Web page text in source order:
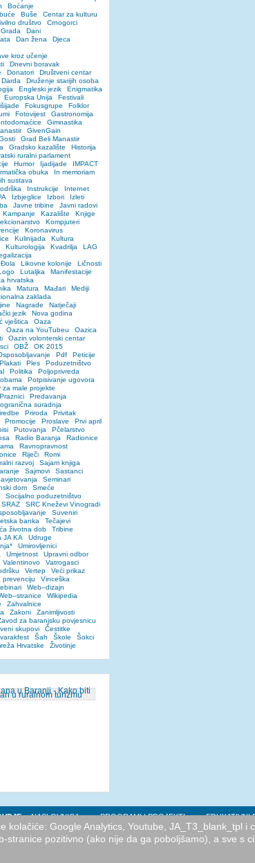
Boćanje
Buše
Centar za kulturu
društvo
Crnogorci
Dani
Dan žena
Djeca
kroz učenje
Dnevni boravak
Donatori
Društveni centar
Druženje starijih osoba
Engleski jezik
Enigmatika
Europska Unija
Festivali
Fokusgrupe
Folklor
Fotovijest
Gastronomija
Gimnastika
GivenGain
Grad Beli Manastir
Gradsko kazalište
Historija
ruralni parlament
Humor Ijadijade
IMPACT
obuka
In memoriam
sustava
Instrukcije
Internet
Izbjeglice Izbori
Izleti
Javne tribine
Javni radovi
Kampanje Kazalište
Knjige
Kompjuteri
Koronavirus
Kulinijada
Kultura
Kulturologija Kvadrilja
LAG
Likovne kolonije
Ličnosti
Lutaljka
Manifestacije
hrvatska
Matura Mađari
Mediji
zaklada
Nagrade
Natječaji
jezik
Nova godina
vještica
Oaza
Oaza na YouTubeu
Oazica
Oazin volonterski centar
OBŽ
OK 2015
Pdf
Peticije
Plakati Ples
Poduzetništvo
Politika
Poljoprivreda
Potpisivanje ugovora
za male projekte
Praznici
Predavanja
suradnja
Priroda
Privitak
Promocije Proslave
Prvi april
Putovanja
Pčelarstvo
Radio Baranja
Radionice
Ravnopravnost
Riječi
Romi
razvoj
Sajam knjiga
Sajmovi
Sastanci
Seminari
dom
Smeće
Socijalno poduzetništvo
SRAZ
SRC Kneževi Vinogradi
Suveniri
banka
Tečajevi
životna dob
Tribine
JA KA
Udruge
Umirovljenici
Umjetnost
Upravni odbor
Valentinovo
Vatrogasci
Vertep
Veći prikaz
prevenciju
Vinceška
Web–dizajn
Wikipedia
Zahvalnice
Zakoni
Zanimljivosti
za baranjsku povjesnicu
skupovi
Čestitke
Šah Škole
Šokci
Hrvatske Životinje
NASLOVNICA PROGRAMI I PROJEKTI EDUKATIVNI
kolačiće: Google Analytics, Youtube, JA_T3_blank_tpl
stranice pozitivno (ako nije da ga poboljšamo), a sve s